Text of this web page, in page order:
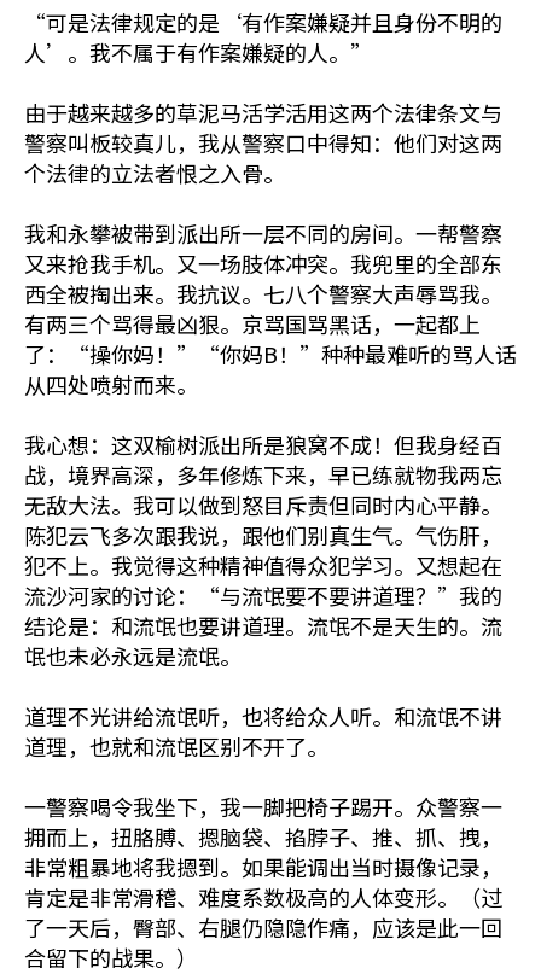
“可是法律规定的是‘有作案嫌疑并且身份不明的
人’。我不属于有作案嫌疑的人。”
由于越来越多的草泥马活学活用这两个法律条文与
警察叫板较真儿，我从警察口中得知：他们对这两
个法律的立法者恨之入骨。
我和永攀被带到派出所一层不同的房间。一帮警察
又来抢我手机。又一场肢体冲突。我兜里的全部东
西全被掏出来。我抗议。七八个警察大声辱骂我。
有两三个骂得最凶狠。京骂国骂黑话，一起都上
了：“操你妈！”“你妈B！”种种最难听的骂人话
从四处喷射而来。
我心想：这双榆树派出所是狼窝不成！但我身经百
战，境界高深，多年修炼下来，早已练就物我两忘
无敌大法。我可以做到怒目斥责但同时内心平静。
陈犯云飞多次跟我说，跟他们别真生气。气伤肝，
犯不上。我觉得这种精神值得众犯学习。又想起在
流沙河家的讨论：“与流氓要不要讲道理？”我的
结论是：和流氓也要讲道理。流氓不是天生的。流
氓也未必永远是流氓。
道理不光讲给流氓听，也将给众人听。和流氓不讲
道理，也就和流氓区别不开了。
一警察喝令我坐下，我一脚把椅子踢开。众警察一
拥而上，扭胳膊、摁脑袋、掐脖子、推、抓、拽，
非常粗暴地将我摁到。如果能调出当时摄像记录，
肯定是非常滑稽、难度系数极高的人体变形。（过
了一天后，臀部、右腿仍隐隐作痛，应该是此一回
合留下的战果。）